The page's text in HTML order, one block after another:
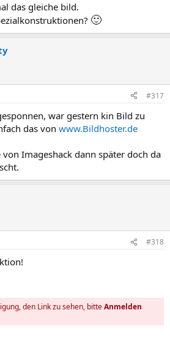
das gleiche bild.
🙂
#317
war gestern kin Bild zu
das von www.Bildhoster.de
Imageshack dann später doch da
#318
den Link zu sehen, bitteAnmelden